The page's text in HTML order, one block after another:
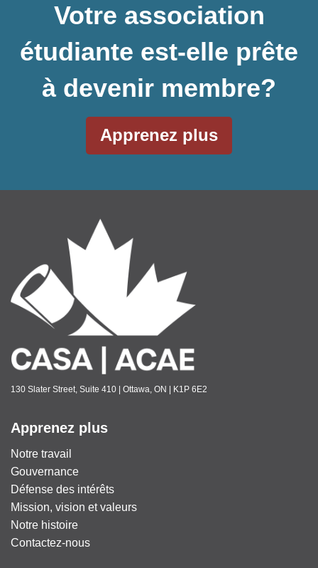
Votre association
étudiante est-elle prête
à devenir membre?
Apprenez plus
130 Slater Street, Suite 410 | Ottawa, ON | K1P 6E2
Apprenez plus
Notre travail
Gouvernance
Défense des intérêts
Mission, vision et valeurs
Notre histoire
Contactez-nous